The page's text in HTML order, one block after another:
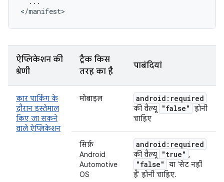
ऐप्लिकेशन की
श्रेणी
ट्रैक किस
तरह का है
पाबंदियां
कार पार्किंग के
दौरान इस्तेमाल
किए जा सकने
वाले ऐप्लिकेशन
मोबाइल android:required
की वैल्यू "false"
होनी
चाहिए
सिर्फ़
Android
Automotive
OS
android:required
की वैल्यू "true" ,
"false"
या 'सेट नहीं
है' होनी चाहिए.